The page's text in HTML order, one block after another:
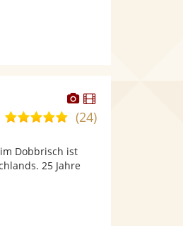
Dieser
Künstler
stellt
Dieser
Künstler
4,8
5
Sternen
(24)
Dobbrisch ist
25 Jahre